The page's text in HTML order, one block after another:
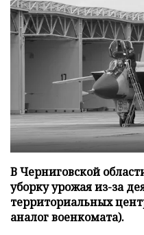
В Черниговской
уборку урожая из-за
территориальных
аналог военкомата).